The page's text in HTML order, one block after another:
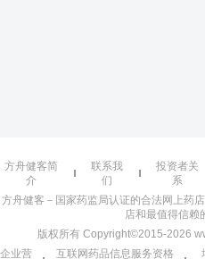
方舟健客简
介
联系我
们
投资者关
系
方舟健客－国家药监局认证的合法网上药
店和最值得信赖
版权所有 Copyright©2015-2026
企业营
互联网药品信息服务资格